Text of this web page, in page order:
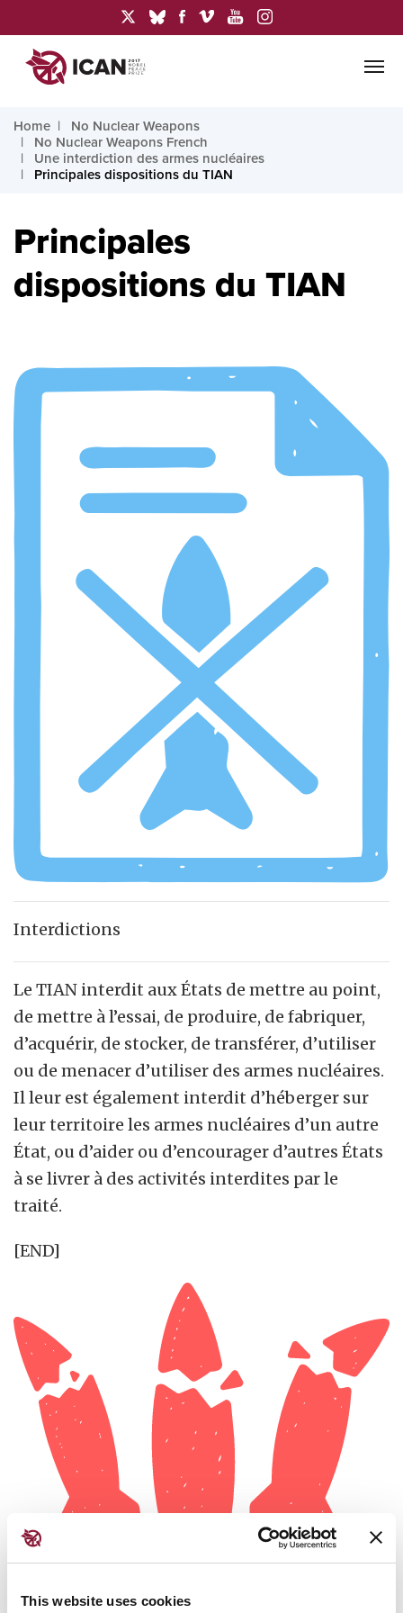
This website uses cookies
Home
No Nuclear Weapons
No Nuclear Weapons French
Une interdiction des armes nucléaires
Principales dispositions du TIAN
Principales
dispositions du TIAN
Interdictions
Le TIAN interdit aux États de mettre au point,
de mettre à l’essai, de produire, de fabriquer,
d’acquérir, de stocker, de transférer, d’utiliser
ou de menacer d’utiliser des armes nucléaires.
Il leur est également interdit d’héberger sur
leur territoire les armes nucléaires d’un autre
État, ou d’aider ou d’encourager d’autres États
à se livrer à des activités interdites par le
traité.
[END]